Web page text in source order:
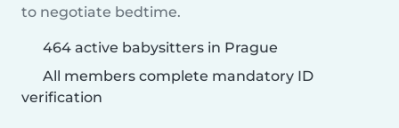
to negotiate bedtime.
464 active babysitters in Prague
All members complete mandatory ID
verification